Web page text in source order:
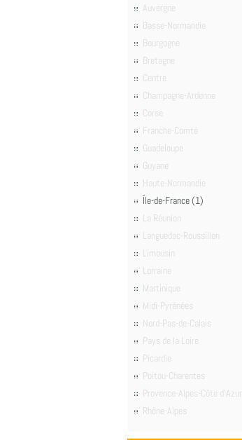
Auvergne
Basse-Normandie
Bourgogne
Bretagne
Centre
Champagne-Ardenne
Corse
Franche-Comté
Guadeloupe
Guyane
Haute-Normandie
Île-de-France (1)
La Réunion
Languedoc-Roussillon
Limousin
Lorraine
Martinique
Midi-Pyrénées
Nord-Pas-de-Calais
Pays de la Loire
Picardie
Poitou-Charentes
Provence-Alpes-Côte d'Azur
Rhône-Alpes